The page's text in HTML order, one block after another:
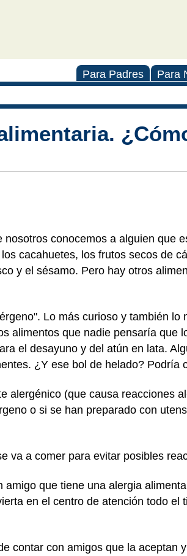
Para Padres Para
conocemos a alguien que
cacahuetes, los frutos secos de
y el sésamo. Pero hay otros
Lo más curioso y también lo
alimentos que nadie pensaría que
el desayuno y del atún en lata.
¿Y ese bol de helado? Podría
alergénico (que causa reacciones
o si se han preparado con
va a comer para evitar posibles
que tiene una alergia
en el centro de atención todo el
contar con amigos que la aceptan